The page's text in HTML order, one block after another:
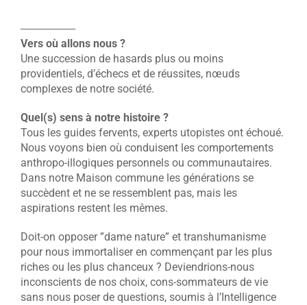
Vers où allons nous ?
Une succession de hasards plus ou moins
providentiels, d’échecs et de réussites, nœuds
complexes de notre société.
Quel(s) sens à notre histoire ?
Tous les guides fervents, experts utopistes ont échoué.
Nous voyons bien où conduisent les comportements
anthropo-illogiques personnels ou communautaires.
Dans notre Maison commune les générations se
succèdent et ne se ressemblent pas, mais les
aspirations restent les mêmes.
Doit-on opposer ”dame nature” et transhumanisme
pour nous immortaliser en commençant par les plus
riches ou les plus chanceux ? Deviendrions-nous
inconscients de nos choix, cons-sommateurs de vie
sans nous poser de questions, soumis à l’Intelligence